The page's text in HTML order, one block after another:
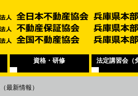
資格・研修 法定講習会（
（最新情報）